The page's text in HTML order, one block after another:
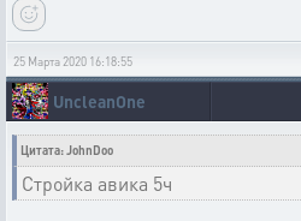
25 Марта 2020 16:18:55
UncleanOne
Цитата: JohnDoo
Стройка авика 5ч